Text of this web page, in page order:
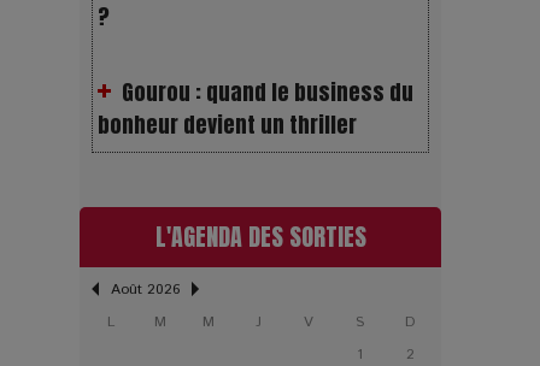
LOL 2.0 : aimer, grandir et se
L’Affaire Bojarski : entre faux
billets et vraie tragédie humaine
L’or blanc à la croisée des
L'AGENDA DES SORTIES
Août 2026
L
M M J V S
D
1
2